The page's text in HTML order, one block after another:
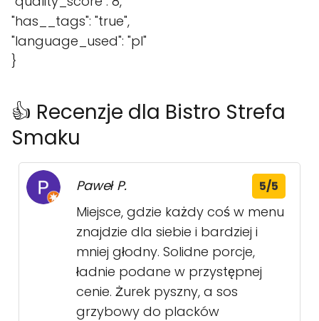
"has__tags": "true",
"language_used": "pl"
}
👍 Recenzje dla Bistro Strefa
Smaku
Paweł P. 5/5
Miejsce, gdzie każdy coś w menu
znajdzie dla siebie i bardziej i
mniej głodny. Solidne porcje,
ładnie podane w przystępnej
cenie. Żurek pyszny, a sos
grzybowy do placków